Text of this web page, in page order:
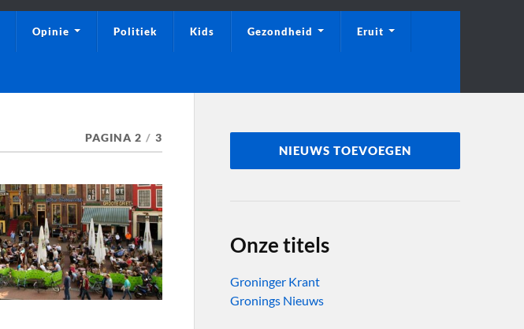
Opinie Politiek Kids Gezondheid Eruit
PAGINA 2 / 3
NIEUWS TOEVOEGEN
Onze titels
Groninger Krant
Gronings Nieuws